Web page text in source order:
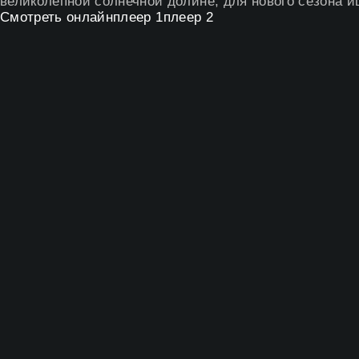
Смотреть онлайнплеер 1плеер 2